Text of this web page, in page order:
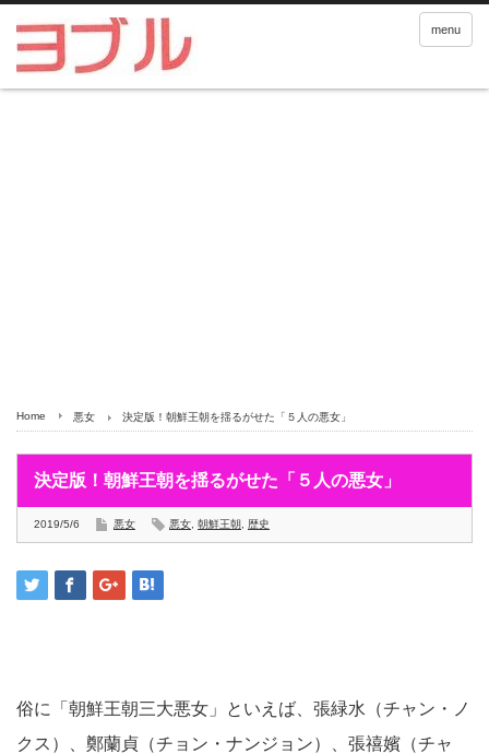
menu
Home 悪女 決定版！朝鮮王朝を揺るがせた「５人の悪女」
決定版！朝鮮王朝を揺るがせた「５人の悪女」
2019/5/6 悪女 悪女 朝鮮王朝 歴史
俗に「朝鮮王朝三大悪女」といえば、張緑水（チャン・ノ
クス）、鄭蘭貞（チョン・ナンジョン）、張禧嬪（チャ